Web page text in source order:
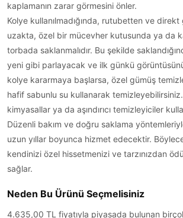
kaplamanın zarar görmesini önler.
Kolye kullanılmadığında, rutubetten ve direkt
uzakta, özel bir mücevher kutusunda ya da
torbada saklanmalıdır. Bu şekilde
yeni gibi parlayacak ve ilk günkü
kolye kararmaya başlarsa, özel gümüş
hafif sabunlu su kullanarak
kimyasallar ya da aşındırıcı temizleyiciler
Düzenli bakım ve doğru saklama
uzun yıllar boyunca hizmet edecektir.
kendinizi özel hissetmenizi ve tarzınızdan
sağlar.
Neden Bu Ürünü Seçmelisiniz
4.635,00 TL fiyatıyla piyasada bulunan